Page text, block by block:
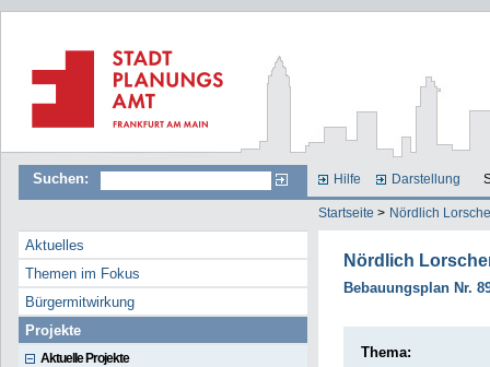
Suchen: Hilfe Darstellung
Startseite > Nördlich
Aktuelles
Themen im Fokus
Bürgermitwirkung
Projekte
Aktuelle Projekte
Nördlich
Bebauungsplan Nr.
Thema: